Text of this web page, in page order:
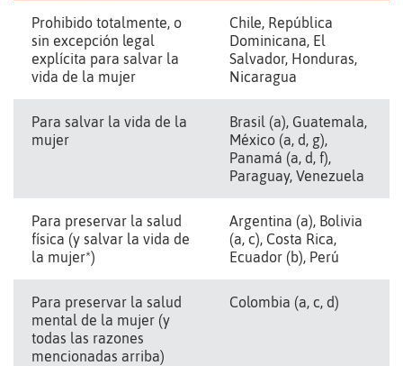
Prohibido totalmente, o
sin excepción legal
explícita para salvar la
vida de la mujer
Chile, República
Dominicana, El
Salvador, Honduras,
Nicaragua
Para salvar la vida de la
mujer
Brasil (a), Guatemala,
México (a, d, g),
Panamá (a, d, f),
Paraguay, Venezuela
Para preservar la salud
física (y salvar la vida de
la mujer*)
Argentina (a), Bolivia
(a, c), Costa Rica,
Ecuador (b), Perú
Para preservar la salud
mental de la mujer (y
todas las razones
mencionadas arriba)
Colombia (a, c, d)